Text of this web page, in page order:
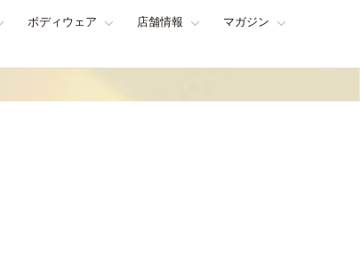
ボディウェア 店舗情報 マガジン